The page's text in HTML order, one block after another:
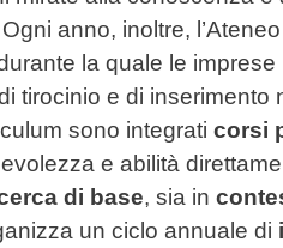
anno, inoltre,
la quale le
tirocinio e di inserimento
sono integrati corsi
e abilità
di base, sia in
un ciclo annuale di